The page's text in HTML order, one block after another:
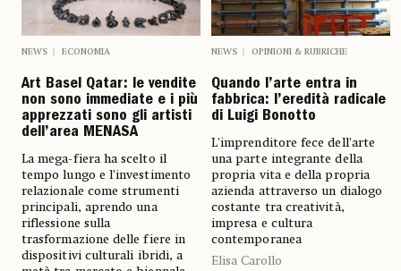
NEWS ECONOMIA
Art Basel Qatar: le vendite
non sono immediate e i più
apprezzati sono gli artisti
dell’area MENASA
La mega-fiera ha scelto il
tempo lungo e l’investimento
relazionale come strumenti
principali, aprendo una
riflessione sulla
trasformazione delle fiere in
dispositivi culturali ibridi, a
NEWS OPINIONI & RUBRICHE
Quando l’arte entra in
fabbrica: l’eredità radicale
di Luigi Bonotto
L'imprenditore fece dell’arte
una parte integrante della
propria vita e della propria
azienda attraverso un dialogo
costante tra creatività,
impresa e cultura
contemporanea
Elisa Carollo